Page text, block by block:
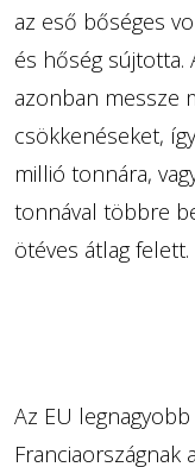
az eső bőséges
és hőség sújtotta.
azonban messze
csökkenéseket,
millió tonnára,
tonnával többre
ötéves átlag felett.
Az EU
Franciaországnak